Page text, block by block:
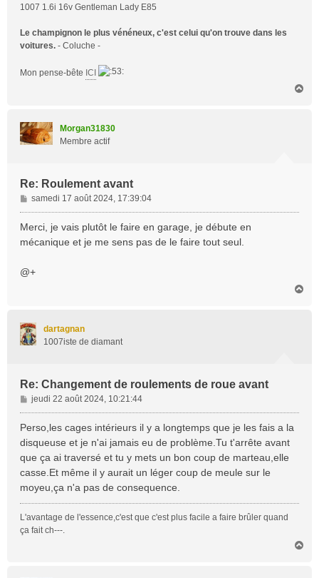
1007 1.6i 16v Gentleman Lady E85
Le champignon le plus vénéneux, c'est celui qu'on trouve dans les
voitures. - Coluche -
Mon pense-bête ICI
Morgan31830
Membre actif
Re: Roulement avant
M
e
s
s
e
samedi 17 août 2024, 17:39:04
Merci, je vais plutôt le faire en garage, je débute en
mécanique et je me sens pas de le faire tout seul.
@+
dartagnan
1007iste de diamant
Re: Changement de roulements de roue avant
M
e
s
g
e
jeudi 22 août 2024, 10:21:44
Perso,les cages intérieurs il y a longtemps que je les fais a la
disqueuse et je n'ai jamais eu de problème.Tu t'arrête avant
que ça ai traversé et tu y mets un bon coup de marteau,elle
casse.Et même il y aurait un léger coup de meule sur le
moyeu,ça n'a pas de consequence.
L'avantage de l'essence,c'est que c'est plus facile a faire brûler quand
ça fait ch---.